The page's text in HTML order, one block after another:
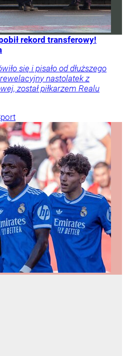
rekord transferowy!
się i pisało od dłuższego
nastolatek z
został piłkarzem Realu